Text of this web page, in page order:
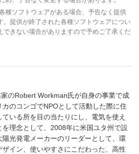
種ソフトウェアがある場合、予告なく提供
。提供が終了された各種ソフトウェアについ
できない場合がありますので予めご了承くだ
のRobert Workman氏が自身の事業で成
のコンゴでNPOとして活動した際に住
いる所を目の当たりにし、電気を使え
理念として、2008年に米国ユタ州で設
光発電メーカーのリーダーとして、環
イン、使いやすさにこだわった、高性